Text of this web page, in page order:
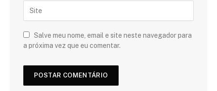
Salve meu nome, email e site neste navegador para
a próxima vez que eu comentar.